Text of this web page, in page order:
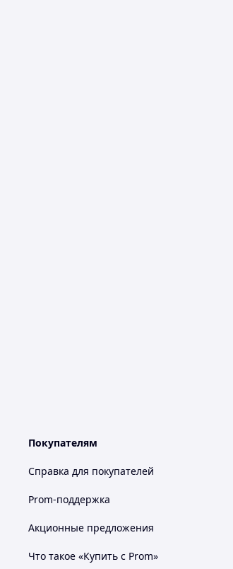
Покупателям
Справка для покупателей
Prom-поддержка
Акционные предложения
Что такое «Купить с Prom»